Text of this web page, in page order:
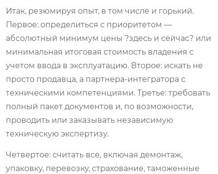
Итак, резюмируя опыт, в том числе и горький.
Первое: определиться с приоритетом —
абсолютный минимум цены ?здесь и сейчас? или
минимальная итоговая стоимость владения с
учетом ввода в эксплуатацию. Второе: искать не
просто продавца, а партнера-интегратора с
техническими компетенциями. Третье: требовать
полный пакет документов и, по возможности,
проводить или заказывать независимую
техническую экспертизу.
Четвертое: считать все, включая демонтаж,
упаковку, перевозку, страхование, таможенные